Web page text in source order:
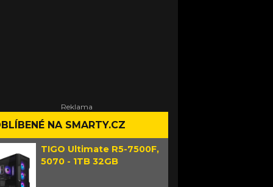
NA SMARTY.CZ
TIGO Ultimate R5-7500F,
5070 - 1TB 32GB